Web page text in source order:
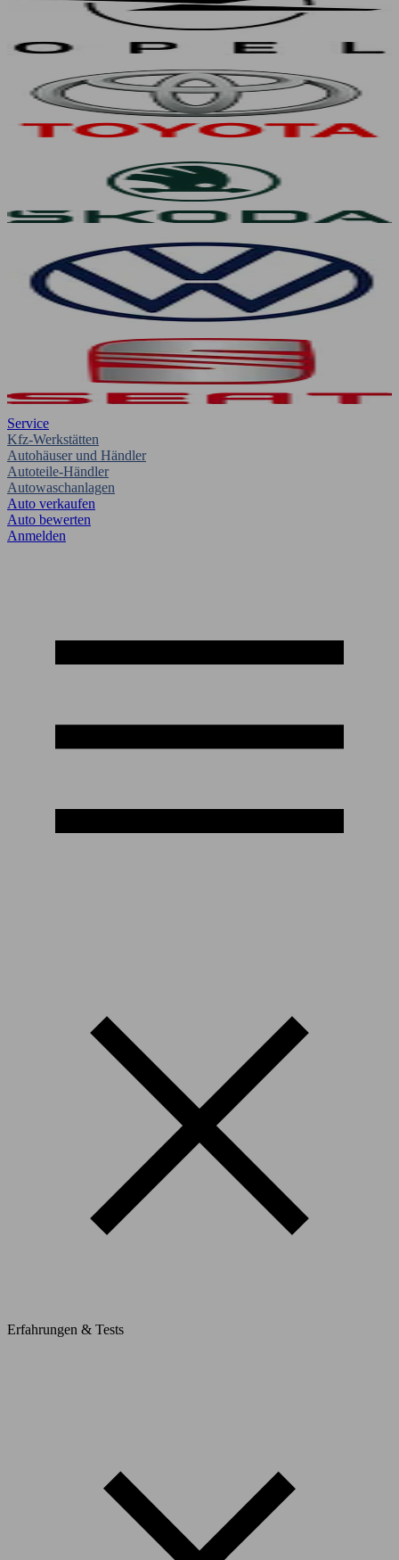
Service
Kfz-Werkstätten
Autohäuser und Händler
Autoteile-Händler
Autowaschanlagen
Auto verkaufen
Auto bewerten
Anmelden
Erfahrungen & Tests